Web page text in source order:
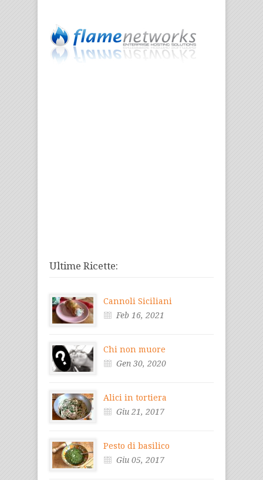
Ultime Ricette:
Cannoli Siciliani
Feb 16, 2021
Chi non muore
Gen 30, 2020
Alici in tortiera
Giu 21, 2017
Pesto di basilico
Giu 05, 2017